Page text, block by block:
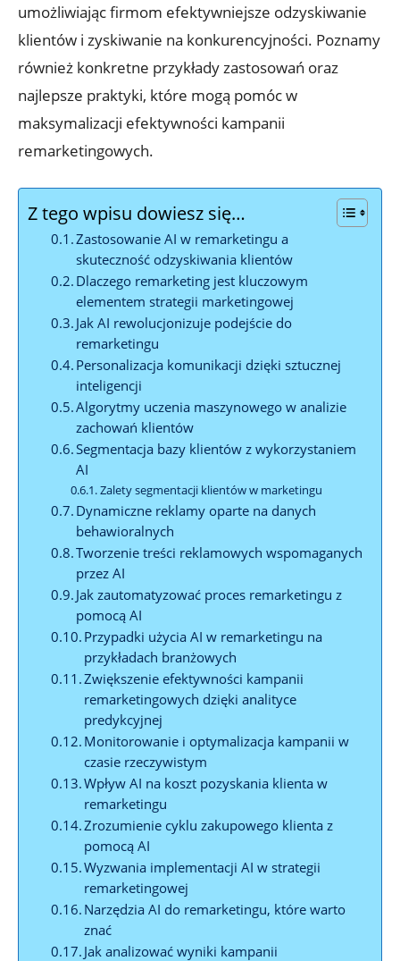
umożliwiając firmom efektywniejsze ⁢odzyskiwanie
klientów i zyskiwanie na‍ konkurencyjności. Poznamy
również konkretne przykłady zastosowań oraz
‍najlepsze praktyki, które mogą pomóc w
maksymalizacji efektywności kampanii
remarketingowych.
Z tego wpisu dowiesz się…
Zastosowanie AI ⁤w remarketingu a
skuteczność odzyskiwania klientów
Dlaczego ⁣remarketing jest kluczowym‍
elementem strategii⁣ marketingowej
Jak AI rewolucjonizuje podejście do
remarketingu
Personalizacja komunikacji dzięki sztucznej
inteligencji
Algorytmy uczenia maszynowego w‌ analizie
zachowań klientów
Segmentacja ⁢bazy klientów z wykorzystaniem
AI
Zalety segmentacji klientów w ‌marketingu
Dynamiczne reklamy oparte na⁢ danych
behawioralnych
Tworzenie treści reklamowych wspomaganych
przez AI
Jak zautomatyzować proces ⁤remarketingu z
pomocą ​AI
Przypadki użycia AI⁣ w ⁤remarketingu na
przykładach branżowych
Zwiększenie ⁢efektywności kampanii
remarketingowych dzięki analityce
predykcyjnej
Monitorowanie i optymalizacja kampanii w
czasie rzeczywistym
Wpływ AI na koszt pozyskania⁣ klienta ​w
⁢remarketingu
Zrozumienie cyklu zakupowego klienta z
‍pomocą AI
Wyzwania implementacji‌ AI⁢ w ‍strategii
remarketingowej
Narzędzia ⁢AI ​do remarketingu, które warto ​
znać
Jak ​analizować wyniki kampanii​